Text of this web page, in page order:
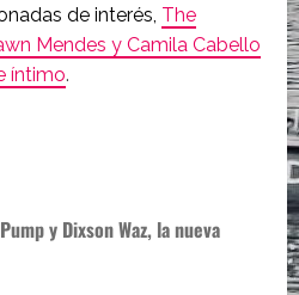
de interés, The
Mendes y Camila Cabello
íntimo.
y Dixson Waz, la nueva